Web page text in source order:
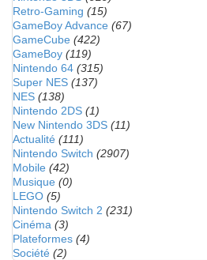
Retro-Gaming (15)
GameBoy Advance (67)
GameCube (422)
GameBoy (119)
Nintendo 64 (315)
Super NES (137)
NES (138)
Nintendo 2DS (1)
New Nintendo 3DS (11)
Actualité (111)
Nintendo Switch (2907)
Mobile (42)
Musique (0)
LEGO (5)
Nintendo Switch 2 (231)
Cinéma (3)
Plateformes (4)
Société (2)